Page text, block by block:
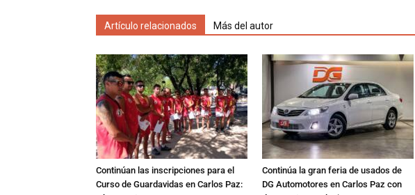
Artículo relacionados Más del autor
Continúan las inscripciones para el
Curso de Guardavidas en Carlos Paz:
Continúa la gran feria de usados de
DG Automotores en Carlos Paz con